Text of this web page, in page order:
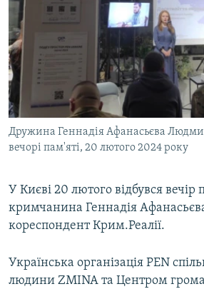
ВСЕ ЗА ДЕНЬ
СПЕЦПРОЕКТИ
ДЕПОРТАЦІЯ
ВІДЕОУРОКИ «ELIFBE»
СВІДЧЕННЯ ОКУПАЦІЇ
УКРАЇНСЬКА ПРОБЛЕМА КРИМУ
ЯК ОБІЙТИ БЛОКУВАННЯ
Русский
Qırımtatar
Усі сайти RFE/RL
Дружина Геннадія Афанасьєва
вечорі пам'яті, 20 лютого 2024 року
У Києві 20 лютого відбувся вечір
кримчанина Геннадія
кореспондент Крим.Реалії.
Українська організація PEN
людини ZMINA та Центром